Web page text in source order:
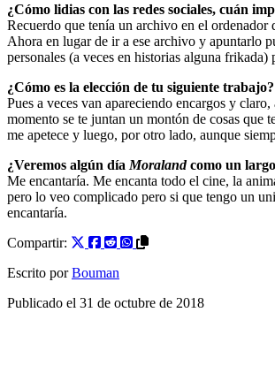
¿Cómo lidias con las redes sociales, cuán
Recuerdo que tenía un archivo en el ordenador
Ahora en lugar de ir a ese archivo y apuntarlo
personales (a veces en historias alguna
¿Cómo es la elección de tu siguiente trabajo?
Pues a veces van apareciendo encargos y
momento se te juntan un montón de cosas
me apetece y luego, por otro lado, aunque
¿Veremos algún día Moralandcomo un
Me encantaría. Me encanta todo el cine, la
pero lo veo complicado pero si que tengo un
encantaría.
Compartir:
Escrito por Bouman
Publicado el 31 de octubre de 2018